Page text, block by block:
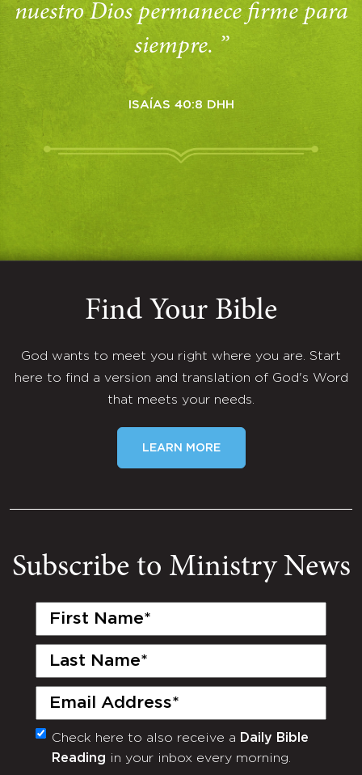
nuestro Dios permanece firme para
siempre. ”
ISAÍAS 40:8 DHH
Find Your Bible
God wants to meet you right where you are. Start
here to find a version and translation of God's Word
that meets your needs.
LEARN MORE
Subscribe to Ministry News
First
Last
Email
(Required)
Monthly
Newsletter
Check here to also receive a Daily Bible
Reading in your inbox every morning.